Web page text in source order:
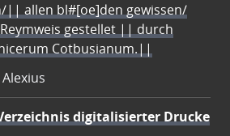
|| allen bl#[oe]den gewissen/
gestellet || durch
Cotbusianum.||
digitalisierter Drucke